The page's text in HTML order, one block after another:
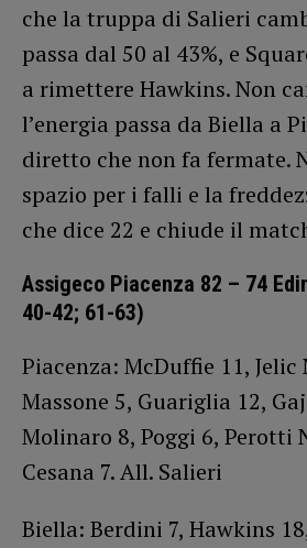
che la truppa di Salieri
passa dal 50 al 43%, e
a rimettere Hawkins. Non
l’energia passa da Biella a
diretto che non fa fermate.
spazio per i falli e la
che dice 22 e chiude il
Assigeco Piacenza 82 – 74
40-42; 61-63)
Piacenza: McDuffie 11, Jelic
Massone 5, Guariglia 12,
Molinaro 8, Poggi 6, Perotti
Cesana 7. All. Salieri
Biella: Berdini 7, Hawkins